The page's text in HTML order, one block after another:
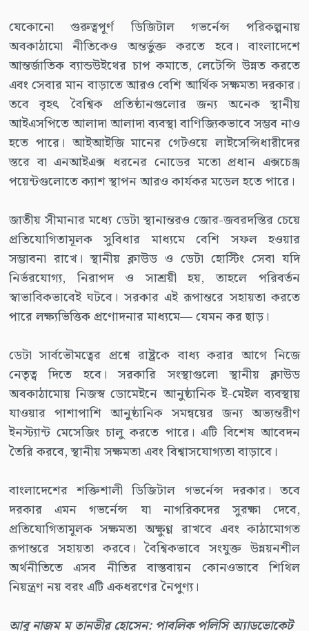
যেকোনো গুরুত্বপূর্ণ ডিজিটাল গভর্নেন্স পরিকল্পনায়
অবকাঠামো নীতিকেও অন্তর্ভুক্ত করতে হবে। বাংলাদেশে
আন্তর্জাতিক ব্যান্ডউইথের চাপ কমাতে, লেটেন্সি উন্নত করতে
এবং সেবার মান বাড়াতে আরও বেশি আর্থিক সক্ষমতা দরকার।
তবে বৃহৎ বৈশ্বিক প্রতিষ্ঠানগুলোর জন্য অনেক স্থানীয়
আইএসপিতে আলাদা আলাদা ব্যবস্থা বাণিজ্যিকভাবে সম্ভব নাও
হতে পারে। আইআইজি মানের গেটওয়ে লাইসেন্সিধারীদের
স্তরে বা এনআইএক্স ধরনের নোডের মতো প্রধান এক্সচেঞ্জ
পয়েন্টগুলোতে ক্যাশ স্থাপন আরও কার্যকর মডেল হতে পারে।
জাতীয় সীমানার মধ্যে ডেটা স্থানান্তরও জোর-জবরদস্তির চেয়ে
প্রতিযোগিতামূলক সুবিধার মাধ্যমে বেশি সফল হওয়ার
সম্ভাবনা রাখে। স্থানীয় ক্লাউড ও ডেটা হোস্টিং সেবা যদি
নির্ভরযোগ্য, নিরাপদ ও সাশ্রয়ী হয়, তাহলে পরিবর্তন
স্বাভাবিকভাবেই ঘটবে। সরকার এই রূপান্তরে সহায়তা করতে
পারে লক্ষ্যভিত্তিক প্রণোদনার মাধ্যমে— যেমন কর ছাড়।
ডেটা সার্বভৌমত্বের প্রশ্নে রাষ্ট্রকে বাধ্য করার আগে নিজে
নেতৃত্ব দিতে হবে। সরকারি সংস্থাগুলো স্থানীয় ক্লাউড
অবকাঠামোয় নিজস্ব ডোমেইনে আনুষ্ঠানিক ই-মেইল ব্যবস্থায়
যাওয়ার পাশাপাশি আনুষ্ঠানিক সমন্বয়ের জন্য অভ্যন্তরীণ
ইনস্ট্যান্ট মেসেজিং চালু করতে পারে। এটি বিশেষ আবেদন
তৈরি করবে, স্থানীয় সক্ষমতা এবং বিশ্বাসযোগ্যতা বাড়াবে।
বাংলাদেশের শক্তিশালী ডিজিটাল গভর্নেন্স দরকার। তবে
দরকার এমন গভর্নেন্স যা নাগরিকদের সুরক্ষা দেবে,
প্রতিযোগিতামূলক সক্ষমতা অক্ষুণ্ণ রাখবে এবং কাঠামোগত
রূপান্তরে সহায়তা করবে। বৈশ্বিকভাবে সংযুক্ত উন্নয়নশীল
অর্থনীতিতে এসব নীতির বাস্তবায়ন কোনওভাবে শিথিল
নিয়ন্ত্রণ নয় বরং এটি একধরণের নৈপুণ্য।
আবু নাজম ম তানভীর হোসেন: পাবলিক পলিসি অ্যাডভোকেট